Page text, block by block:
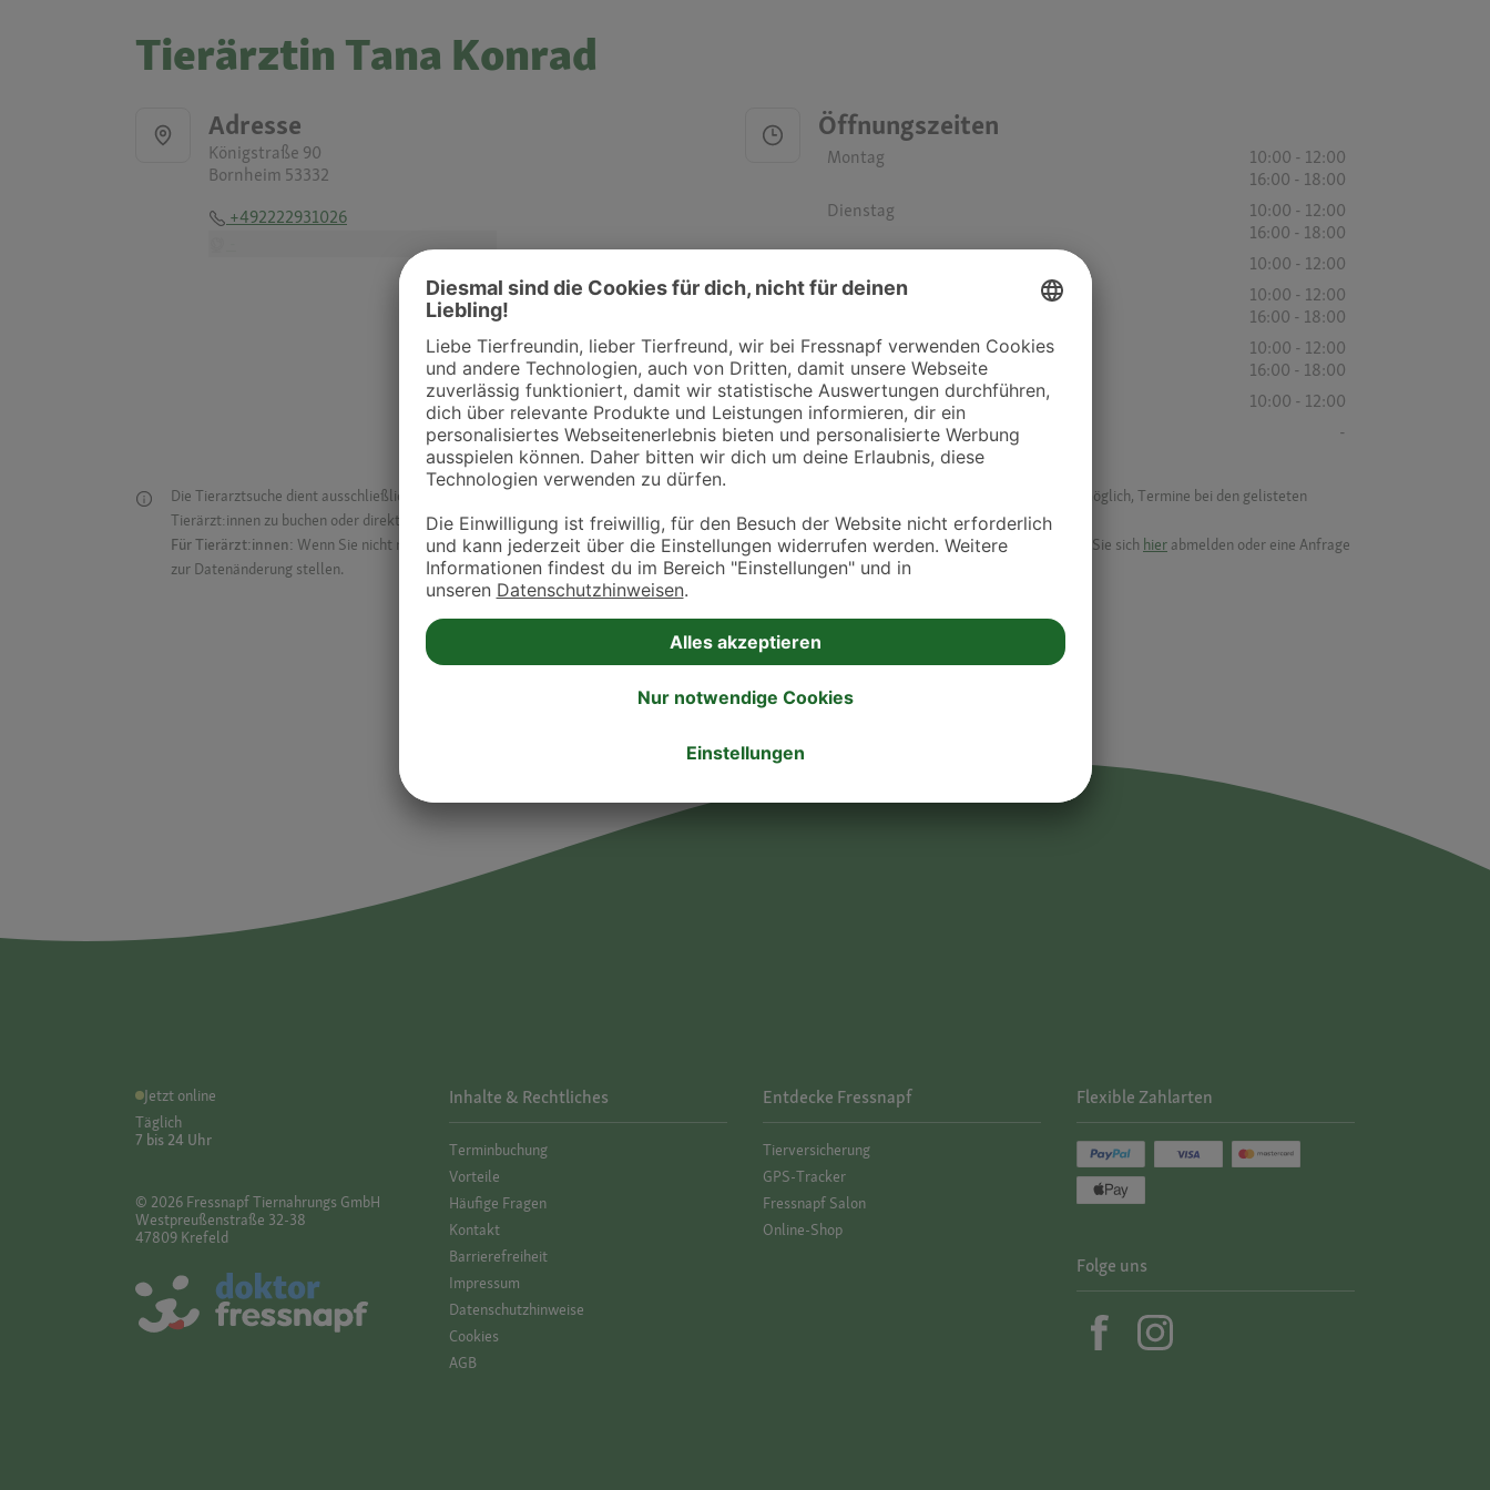
Tierärztin Tana Konrad
Adresse
Königstraße 90
Bornheim 53332
+492222931026
Öffnungszeiten
Montag
10:00 - 12:00
16:00 - 18:00
Dienstag
10:00 - 12:00
16:00 - 18:00
10:00 - 12:00
Donnerstag
10:00 - 12:00
16:00 - 18:00
Freitag
10:00 - 12:00
16:00 - 18:00
Samstag
10:00 - 12:00
Sonntag
-
Die Tierarztsuche dient ausschließlich dazu, Tierarztpraxen und Kliniken in deiner Nähe übersichtlich anzuzeigen. Über Dr. Fressnapf ist es nicht möglich, Termine bei den gelisteten
Tierärzt:innen zu buchen oder direkt mit ihnen in Kontakt zu treten. Bitte wende dich hierfür direkt an die jeweilige Praxis oder Klinik.
Für Tierärzt:innen: Wenn Sie nicht mehr auf der Dr. Fressnapf Tierarztsuche als Praxis gelistet werden oder Ihre Daten ändern möchten, können Sie sich hier abmelden oder eine Anfrage
zur Datenänderung stellen.
Jetzt online
Täglich
7 bis 24 Uhr
© 2026 Fressnapf Tiernahrungs GmbH
Westpreußenstraße 32-38
47809 Krefeld
Inhalte & Rechtliches
Termin­buchung
Vorteile
Häufige Fragen
Kontakt
Barrierefreiheit
Impressum
Datenschutz­hinweise
Cookies
AGB
Entdecke Fressnapf
Tierversicherung
GPS-Tracker
Fressnapf Salon
Online-Shop
Flexible Zahlarten
Folge uns